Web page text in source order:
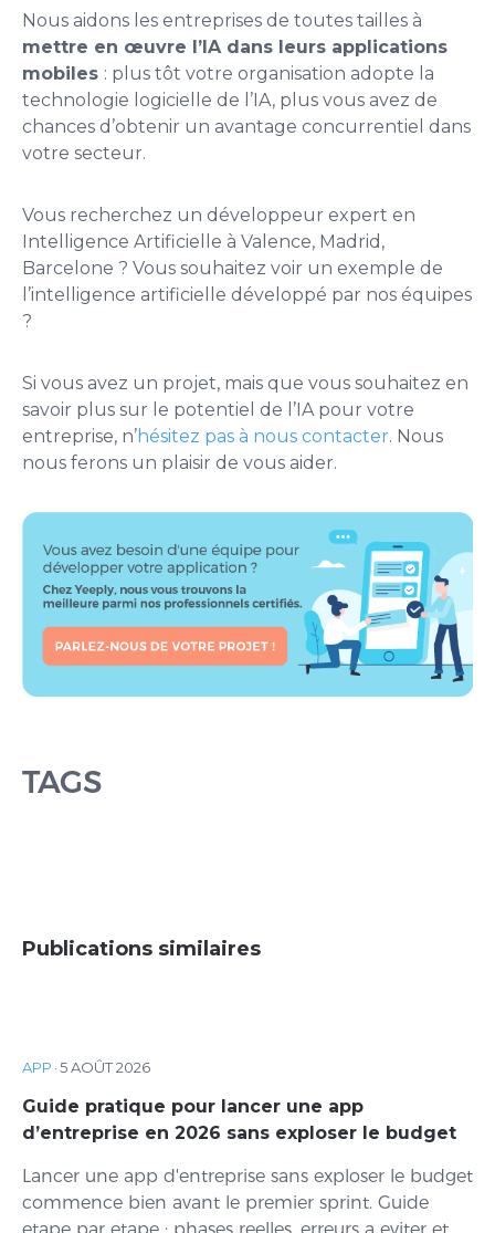
Nous aidons les entreprises de toutes tailles à
mettre en œuvre l’IA dans leurs applications
mobiles : plus tôt votre organisation adopte la
technologie logicielle de l’IA, plus vous avez de
chances d’obtenir un avantage concurrentiel dans
votre secteur.
Vous recherchez un développeur expert en
Intelligence Artificielle à Valence, Madrid,
Barcelone ? Vous souhaitez voir un exemple de
l’intelligence artificielle développé par nos équipes
?
Si vous avez un projet, mais que vous souhaitez en
savoir plus sur le potentiel de l’IA pour votre
entreprise, n’hésitez pas à nous contacter. Nous
nous ferons un plaisir de vous aider.
TAGS
Publications similaires
APP ·5 AOÛT 2026
Guide pratique pour lancer une app
d’entreprise en 2026 sans exploser le budget
Lancer une app d'entreprise sans exploser le budget
commence bien avant le premier sprint. Guide